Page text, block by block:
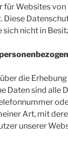
Websites
sich nicht in
die
Daten sind alle
Art, mit
unserer